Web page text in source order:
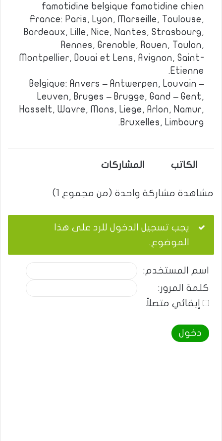
famotidine belgique famotidine chien
France: Paris, Lyon, Marseille, Toulouse,
Bordeaux, Lille, Nice, Nantes, Strasbourg,
Rennes, Grenoble, Rouen, Toulon,
Montpellier, Douai et Lens, Avignon, Saint-
Etienne.
Belgique: Anvers – Antwerpen, Louvain –
Leuven, Bruges – Brugge, Gand – Gent,
Hasselt, Wavre, Mons, Liege, Arlon, Namur,
Bruxelles, Limbourg.
الكاتب المشاركات
مشاهدة مشاركة واحدة (من مجموع 1)
يجب تسجيل الدخول للرد على هذا
الموضوع.
اسم المستخدم:
كلمة المرور:
إبقائي متصلاً
دخول